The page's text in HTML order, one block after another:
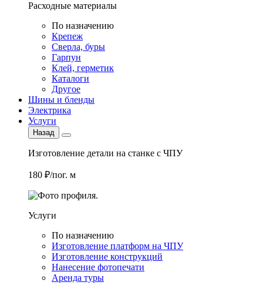
Расходные материалы
По назначению
Крепеж
Сверла, буры
Гарпун
Клей, герметик
Каталоги
Другое
Шины и бленды
Электрика
Услуги
Назад
Изготовление детали на станке с ЧПУ
180 ₽/пог. м
Услуги
По назначению
Изготовление платформ на ЧПУ
Изготовление конструкций
Нанесение фотопечати
Аренда туры